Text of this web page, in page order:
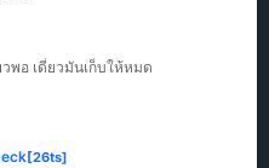
พอ เดี๋ยวมันเก็บให้หมด
[26ts]